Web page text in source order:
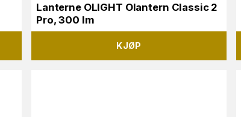
Lanterne OLIGHT Olantern Classic 2
Pro, 300 lm
KJØP